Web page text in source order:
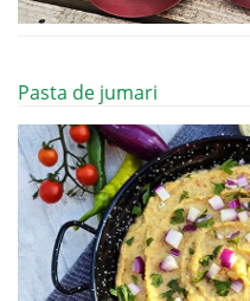
Pasta de jumari